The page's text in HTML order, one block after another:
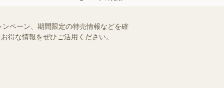
ペーン、期間限定の特売情報などを確
得な情報をぜひご活用ください。